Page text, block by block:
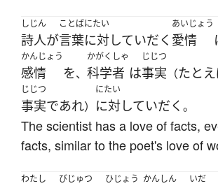
しじん
詩人が
ことば
言葉
にたい
に対していだく
あいじょう
愛情
かんじょう
感情 を、
かがくしゃ
科学者 は
じじつ
事実 （たとえ
じじつ
事実であれ）
にたい
に対していだく 。
The scientist has a love of facts,
facts, similar to the poet's love of
わたし
びじゅつ ひじょう かんしん いだ